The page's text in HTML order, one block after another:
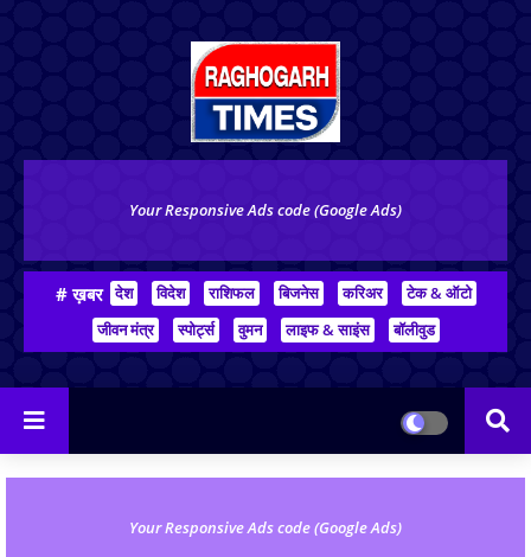
Your Responsive Ads code (Google Ads)
# ख़बर देश विदेश राशिफल बिजनेस करिअर
टेक & ऑटो
जीवन मंत्र
स्पोर्ट्स वुमन लाइफ & साइंस बॉलीवुड
Your Responsive Ads code (Google Ads)